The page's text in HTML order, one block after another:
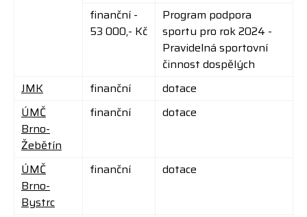
finanční -
53 000,- Kč
Program podpora
sportu pro rok 2024 -
Pravidelná sportovní
činnost dospělých
JMK
finanční
dotace
ÚMČ
Brno-
Žebětín
finanční dotace
ÚMČ
Brno-
Bystrc
finanční dotace